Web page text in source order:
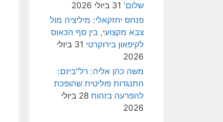
שלום' 31 ביולי 2026
פנחס יחזקאלי: מיליציה מול
צבא מקצועי, בין סף הכאוס
לקיפאון בירוקרטי
31 ביולי
2026
משה כהן אליה: רל"ביזם:
התנגדות פוליטית שהופכת
להפרעה בזהות
28 ביולי
2026